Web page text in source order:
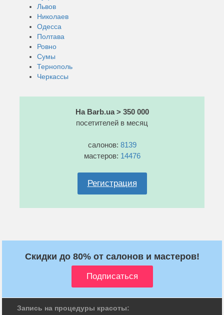
Львов
Николаев
Одесса
Полтава
Ровно
Сумы
Тернополь
Черкассы
На Barb.ua > 350 000
посетителей в месяц
салонов: 8139
мастеров: 14476
Регистрация
Скидки до 80% от салонов и мастеров!
Запись на процедуры красоты: